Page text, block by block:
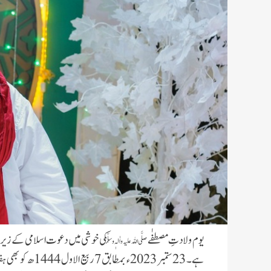
یوم ولادتِ مصطفٰےصلَّی اللہ علیہ واٰلہٖ وسلَّمکی خوشی میں دعوت اسلامی کے زیر
ہے۔ 23 ستمبر